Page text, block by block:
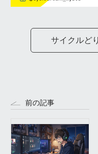
サイクルど
前の記事